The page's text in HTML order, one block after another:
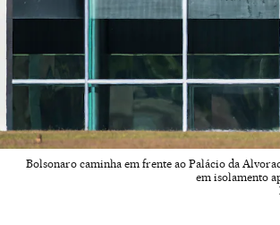
Bolsonaro caminha em frente ao Palácio da
em isolamento